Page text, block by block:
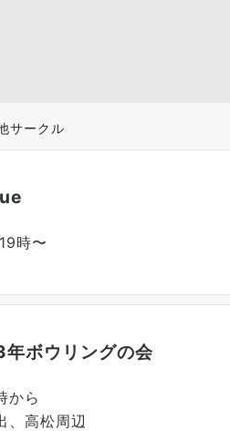
サークル
時〜
ボウリングの会
から
、高松周辺